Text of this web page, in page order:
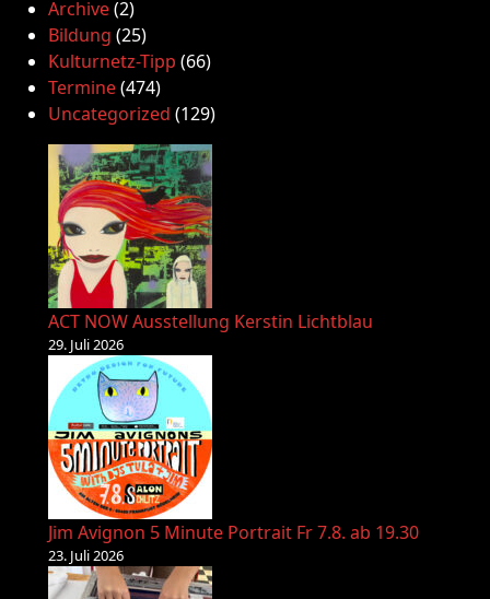
Archive(2)
Bildung (25)
Kulturnetz-Tipp (66)
Termine(474)
Uncategorized (129)
ACT NOW Ausstellung Kerstin Lichtblau
29. Juli 2026
Jim Avignon 5 Minute Portrait Fr 7.8. ab 19.30
23. Juli 2026